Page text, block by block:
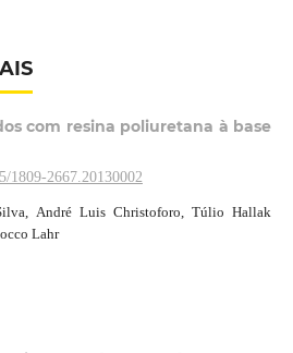
com resina poliuretana à base
1809-2667.20130002
André Luis Christoforo, Túlio Hallak
Lahr